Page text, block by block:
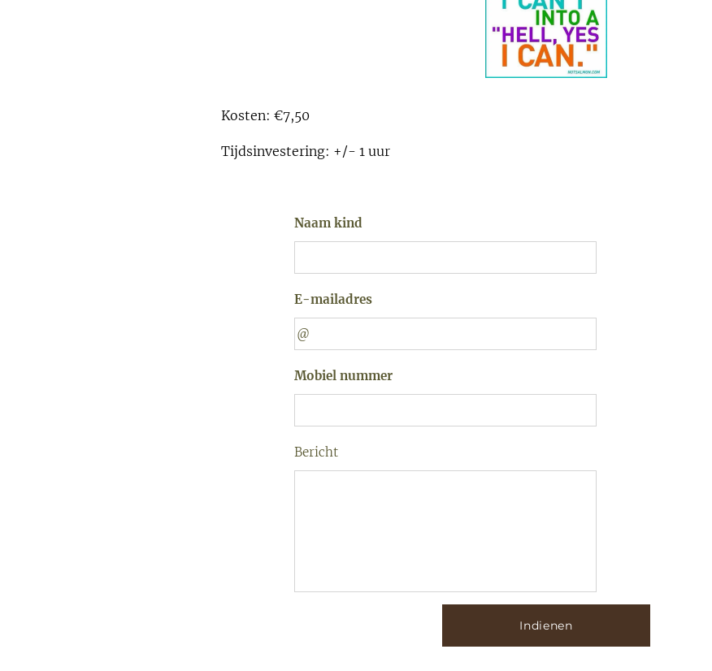
Kosten: €7,50
Tijdsinvestering: +/- 1 uur
Naam kind
E-mailadres
Mobiel nummer
Bericht
Indienen